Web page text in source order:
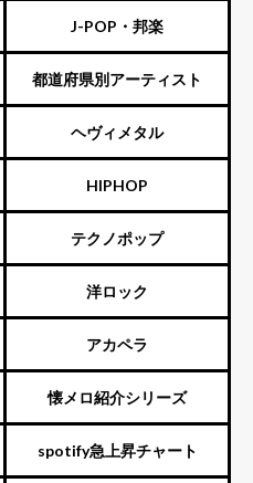
J-POP・邦楽
都道府県別アーティスト
ヘヴィメタル
HIPHOP
テクノポップ
洋ロック
アカペラ
懐メロ紹介シリーズ
spotify急上昇チャート